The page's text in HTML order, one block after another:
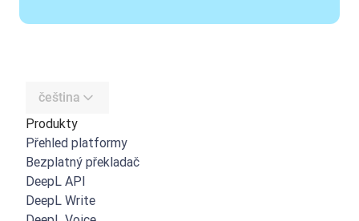
čeština
Produkty
Přehled platformy
Bezplatný překladač
DeepL API
DeepL Write